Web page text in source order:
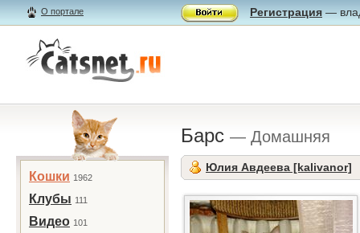
О портале Регистрация —
Кошки 1962
Клубы 111
Видео 101
Барс — Домашняя
Юлия Авдеева [kalivanor]